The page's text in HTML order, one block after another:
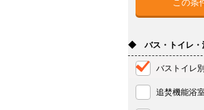
◆ バス・トイレ・
バストイレ別
追焚機能浴